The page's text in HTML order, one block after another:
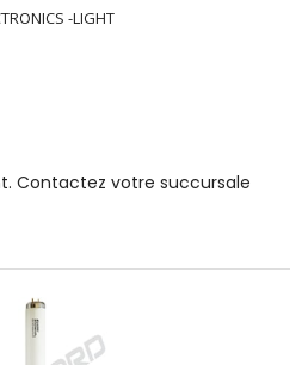
-LIGHT
Contactez votre succursale